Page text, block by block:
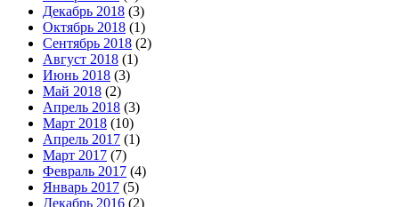
Декабрь 2018 (3)
Октябрь 2018 (1)
Сентябрь 2018 (2)
Август 2018 (1)
Июнь 2018 (3)
Май 2018 (2)
Апрель 2018 (3)
Март 2018 (10)
Апрель 2017 (1)
Март 2017 (7)
Февраль 2017 (4)
Январь 2017 (5)
Декабрь 2016 (2)